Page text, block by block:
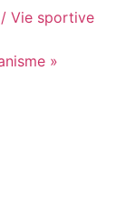
Vie sportive
»